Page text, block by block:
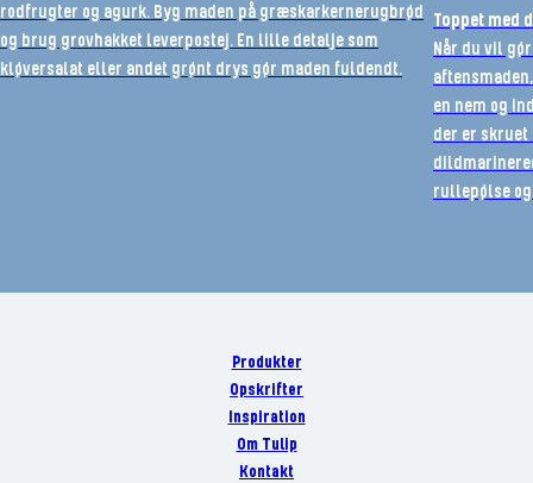
rodfrugter og agurk. Byg maden på græskarkernerugbrød
og brug grovhakket leverpostej. En lille detalje som
kløversalat eller andet grønt drys gør maden fuldendt.
Toppet med
Når du vil
en nem og
der er skruet
rullepølse
Produkter
Opskrifter
Inspiration
Om Tulip
Kontakt